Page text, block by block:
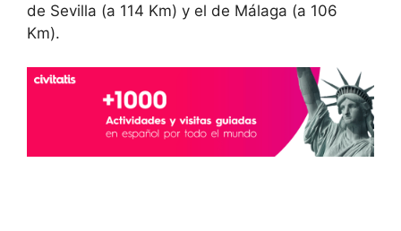
de Sevilla (a 114 Km) y el de Málaga (a 106
Km).